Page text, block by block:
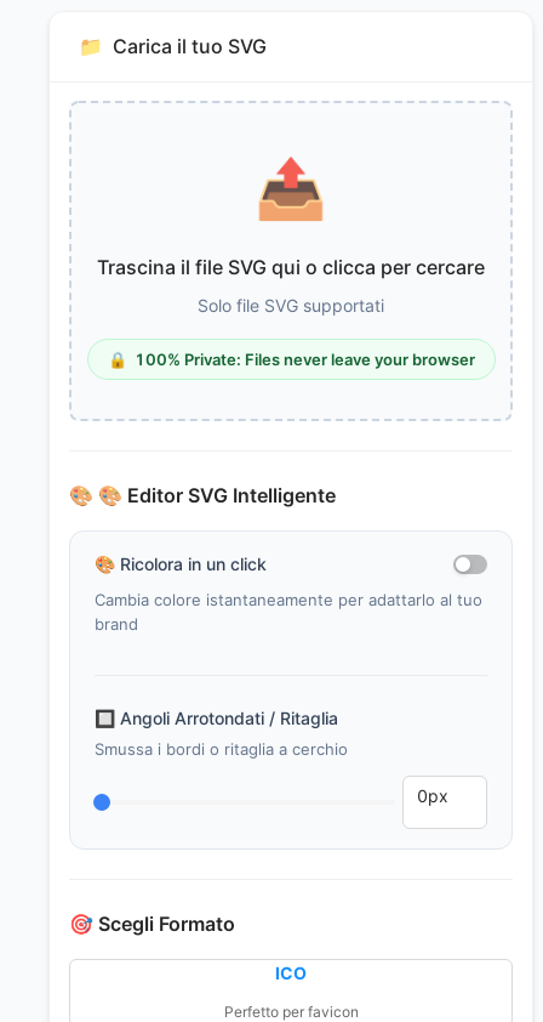
📁 Carica il tuo SVG
📤
Trascina il file SVG qui o clicca per cercare
Solo file SVG supportati
🔒 100% Private: Files never leave your browser
🎨 🎨 Editor SVG Intelligente
🎨 Ricolora in un click
Cambia colore istantaneamente per adattarlo al tuo
brand
🔲 Angoli Arrotondati / Ritaglia
Smussa i bordi o ritaglia a cerchio
🎯 Scegli Formato
ICO
Perfetto per favicon